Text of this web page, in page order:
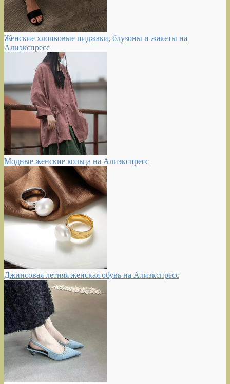
Женские хлопковые пиджаки, блузоны и жакеты на
Алиэкспресс
Модные женские кольца на Алиэкспресс
Джинсовая летняя женская обувь на Алиэкспресс